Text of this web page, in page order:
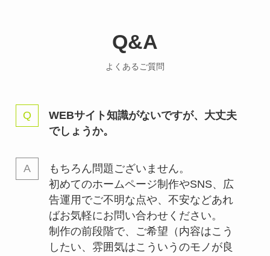
Q&A
よくあるご質問
WEBサイト知識がないですが、大丈夫
でしょうか。
もちろん問題ございません。
初めてのホームページ制作やSNS、広
告運用でご不明な点や、不安などあれ
ばお気軽にお問い合わせください。
制作の前段階で、ご希望（内容はこう
したい、雰囲気はこういうのモノが良